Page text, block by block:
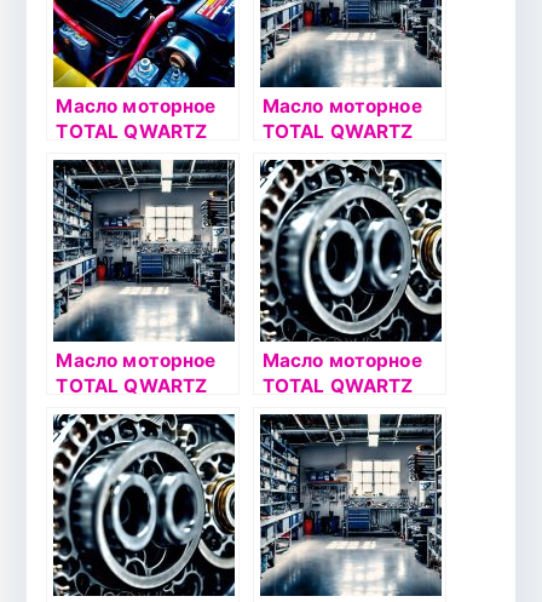
Масло моторное
TOTAL QWARTZ
INEO L LIFE 5W30
5л
Масло моторное
TOTAL QWARTZ
INEO MC3 5W30
5л
Масло моторное
TOTAL QWARTZ
INEO MC3 5W30
4л
Масло моторное
TOTAL QWARTZ
INEO L LIFE 5W30
1л & Масло
моторное TOTAL
QWARTZ INEO L
LIFE 5W30 1л